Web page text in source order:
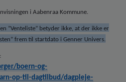
i Aabenraa Kommune.
”Venteliste” betyder ikke, at der ikke er
frem til startdato i Genner Univers.
boern-og-
op-til-dagtilbud/dagpleje-